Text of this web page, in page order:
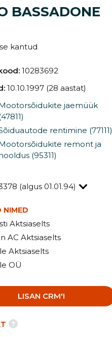
BASSADONE
kantud
10283692
10.10.1997 (28 aastat)
jaemüük
rentimine (77111)
remont ja
(95311)
(algus 01.01.94)
NIMED
Aktsiaselts
AC Aktsiaselts
Aktsiaselts
OÜ
LISAN CRM'I
?